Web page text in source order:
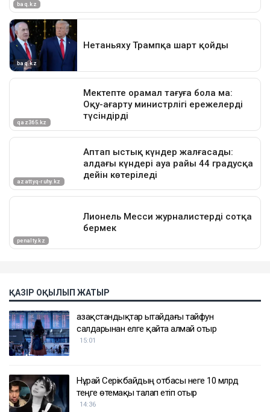
ҚАЗІР ОҚЫЛЫП ЖАТЫР
Қазақстандықтар Қытайдағы тайфун
салдарынан елге қайта алмай отыр
15:01
Нұрай Серікбайдың отбасы неге 10 млрд
теңге өтемақы талап етіп отыр
14:36